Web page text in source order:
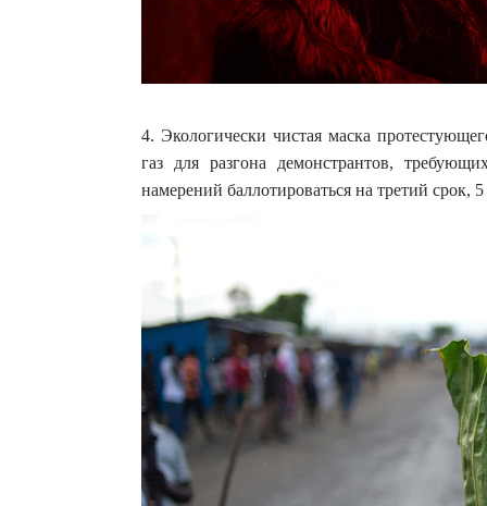
4. Экологически чистая маска
газ для разгона демонстрантов,
намерений баллотироваться на третий срок,